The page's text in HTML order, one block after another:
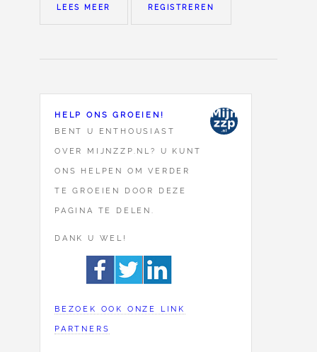
LEES MEER REGISTREREN
HELP ONS GROEIEN!
BENT U ENTHOUSIAST
OVER MIJNZZP.NL? U KUNT
ONS HELPEN OM VERDER
TE GROEIEN DOOR DEZE
PAGINA TE DELEN.
DANK U WEL!
BEZOEK OOK ONZE LINK
PARTNERS